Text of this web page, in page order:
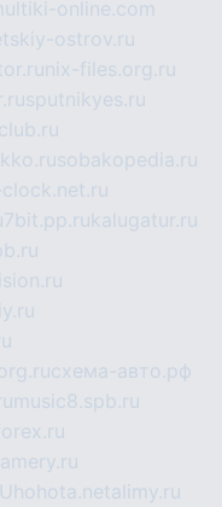
online.com
ostrov.ru
nix-files.org.ru
sputnikyes.ru
sobakopedia.ru
7bit.pp.rukalugatur.ru
схема-авто.рф
music8.spb.ru
hohota.net alimy.ru